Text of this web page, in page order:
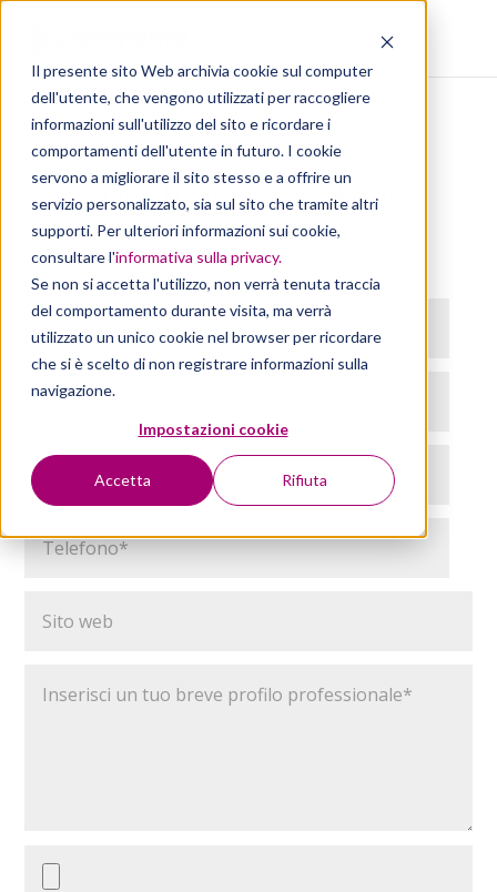
Il presente sito Web archivia cookie sul computer
dell'utente, che vengono utilizzati per raccogliere
informazioni sull'utilizzo del sito e ricordare i
comportamenti dell'utente in futuro. I cookie
servono a migliorare il sito stesso e a offrire un
servizio personalizzato, sia sul sito che tramite altri
supporti. Per ulteriori informazioni sui cookie,
consultare l'informativa sulla privacy.
Se non si accetta l'utilizzo, non verrà tenuta traccia
del comportamento durante visita, ma verrà
utilizzato un unico cookie nel browser per ricordare
che si è scelto di non registrare informazioni sulla
navigazione.
Impostazioni cookie
Accetta Rifiuta
Non aver timore, candidati!
Prendi visione dell'Informativa Privacy
conferire i tuoi dati.